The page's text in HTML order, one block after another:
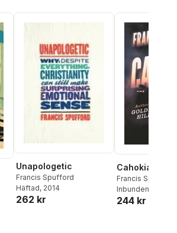
Unapologetic
Francis Spufford
Häftad, 2014
262 kr
Cahokia Jazz
Francis Spufford
Inbunden
244 kr